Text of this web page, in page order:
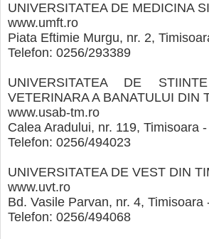
UNIVERSITATEA DE MEDICINA
www.umft.ro
Piata Eftimie Murgu, nr. 2,
Telefon: 0256/293389
UNIVERSITATEA DE
VETERINARA A BANATULUI DIN
www.usab-tm.ro
Calea Aradului, nr. 119, Timisoara
Telefon: 0256/494023
UNIVERSITATEA DE VEST DIN
www.uvt.ro
Bd. Vasile Parvan, nr. 4, Timisoara
Telefon: 0256/494068